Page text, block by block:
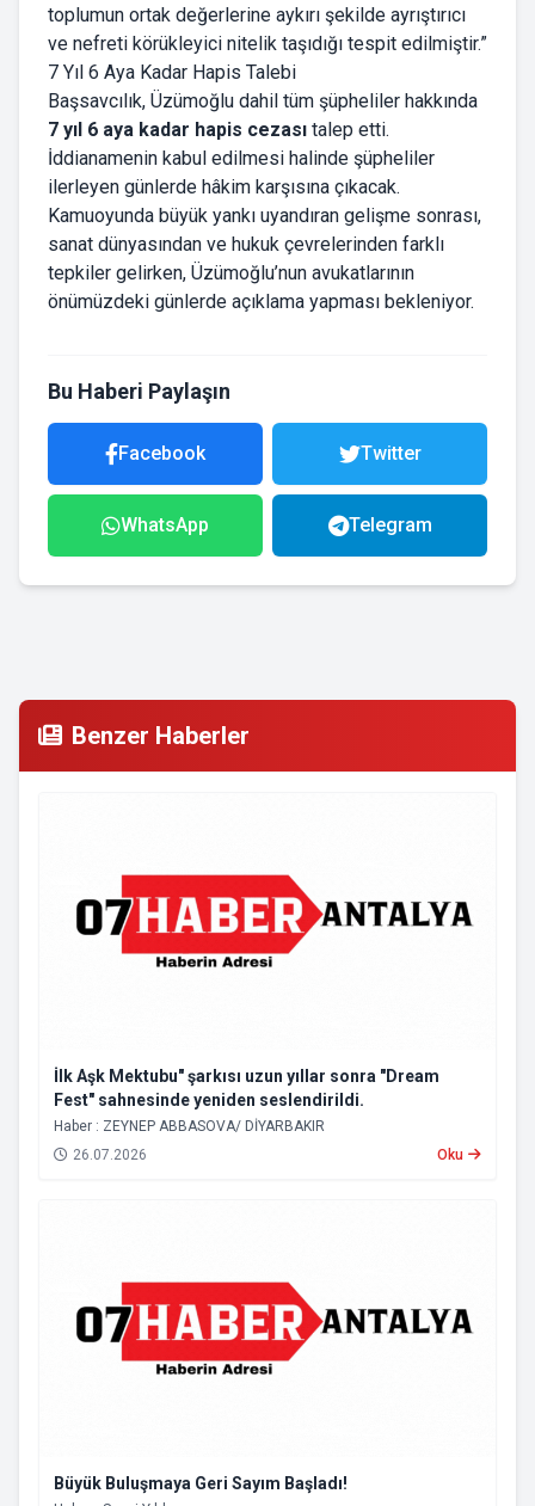
toplumun ortak değerlerine aykırı şekilde ayrıştırıcı
ve nefreti körükleyici nitelik taşıdığı tespit edilmiştir.”
7 Yıl 6 Aya Kadar Hapis Talebi
Başsavcılık, Üzümoğlu dahil tüm şüpheliler hakkında
7 yıl 6 aya kadar hapis cezası talep etti.
İddianamenin kabul edilmesi halinde şüpheliler
ilerleyen günlerde hâkim karşısına çıkacak.
Kamuoyunda büyük yankı uyandıran gelişme sonrası,
sanat dünyasından ve hukuk çevrelerinden farklı
tepkiler gelirken, Üzümoğlu’nun avukatlarının
önümüzdeki günlerde açıklama yapması bekleniyor.
Bu Haberi Paylaşın
Facebook Twitter
WhatsApp Telegram
Benzer Haberler
İlk Aşk Mektubu" şarkısı uzun yıllar sonra "Dream
Fest" sahnesinde yeniden seslendirildi.
Haber : ZEYNEP ABBASOVA/ DİYARBAKIR
26.07.2026
Oku
Büyük Buluşmaya Geri Sayım Başladı!